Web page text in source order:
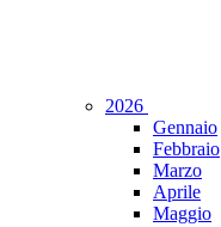
2026
Gennaio
Febbraio
Marzo
Aprile
Maggio